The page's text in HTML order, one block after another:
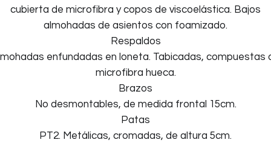
cubierta de microfibra y copos de viscoelástica. Bajos
almohadas de asientos con foamizado.
Respaldos
enfundadas en loneta. Tabicadas, compuestas
microfibra hueca.
Brazos
No desmontables, de medida frontal 15cm.
Patas
PT2. Metálicas, cromadas, de altura 5cm.